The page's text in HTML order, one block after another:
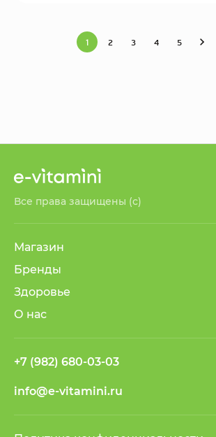
1 2 3 4 5
Все права защищены (с)
Магазин
Бренды
Здоровье
О нас
+7 (982) 680-03-03
info@e-vitamini.ru